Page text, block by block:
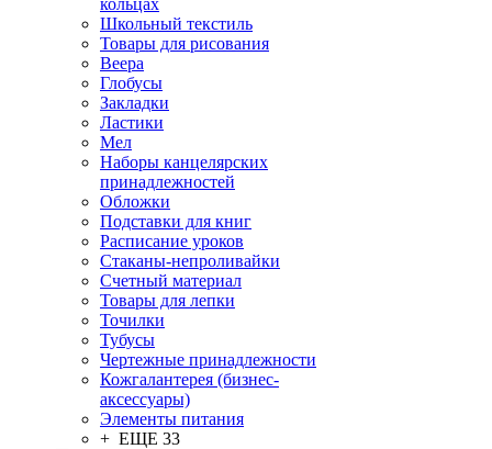
кольцах
Школьный текстиль
Товары для рисования
Веера
Глобусы
Закладки
Ластики
Мел
Наборы канцелярских
принадлежностей
Обложки
Подставки для книг
Расписание уроков
Стаканы-непроливайки
Счетный материал
Товары для лепки
Точилки
Тубусы
Чертежные принадлежности
Кожгалантерея (бизнес-
аксессуары)
Элементы питания
+ ЕЩЕ 33